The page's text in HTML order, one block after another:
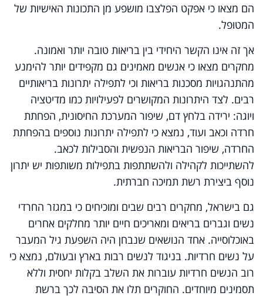
הם מצאו כי אפקט הפלצבו מושפע מן התכונות האישיות של
המטופל.
אך זה אינו הקשר היחידי בין בריאות טובה יותר ואמונה.
מחקרים מצאו כי אנשים מאמינים גם מקפידים יותר להימנע
מהתנהגויות מסכנות בריאות וכי לתפילה יתרונות בריאותיים
רבים. לצד היתרונות המקושרים לפעילויות כמו מדיטציה
ויוגה: ירידה בלחץ דם, שיפור המערכת החיסונית, הפחתת
חרדה וכאב ועוד, נמצא כי לתפילה יתרונות נוספים בהפחתת
החרדה, שיפור הבריאות הנפשית והסבילות לכאב.
להשתייכות לקהילה ולהשתתפות בתפילות משותפות יש יתרון
נוסף ביצירת רשת תמיכה חברתית.
גם בישראל, מחקרים רבים שבים ומוכיחים כי במגזר החרדי
נשים וגברים בריאים ומאריכים חיים יותר מחלקים אחרים
באוכלוסייה. אחד הנושאים שנבחן היה השפעת גיל המעבר
על נשים חרדיות. בניגוד לנשים רבות בארץ ובעולם, נמצא כי
רוב הנשים חרדיות עוברות את השלב בקלות יחסית וללא
תסמינים מיוחדים. החוקרים תלו את הסיבה לכך ברשת